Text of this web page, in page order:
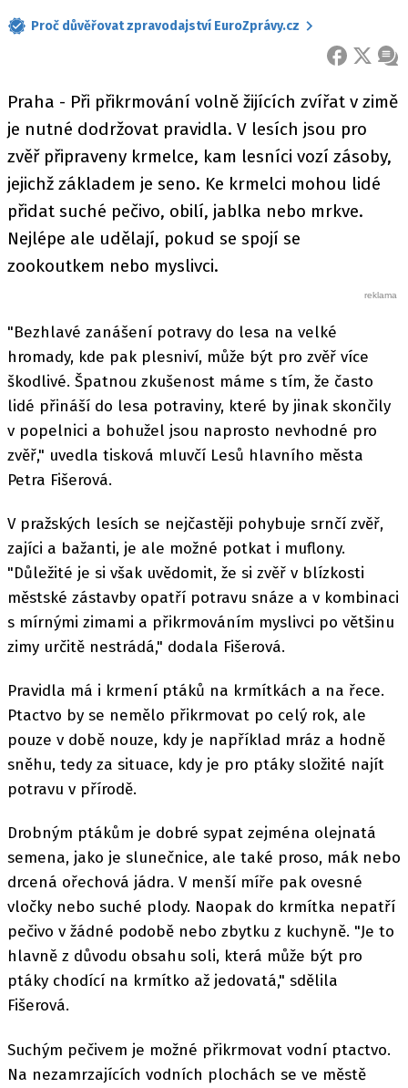
Proč důvěřovat zpravodajství EuroZprávy.cz
FACEBOOK
X
Praha - Při přikrmování volně žijících zvířat v zimě
je nutné dodržovat pravidla. V lesích jsou pro
zvěř připraveny krmelce, kam lesníci vozí zásoby,
jejichž základem je seno. Ke krmelci mohou lidé
přidat suché pečivo, obilí, jablka nebo mrkve.
Nejlépe ale udělají, pokud se spojí se
zookoutkem nebo myslivci.
"Bezhlavé zanášení potravy do lesa na velké
hromady, kde pak plesniví, může být pro zvěř více
škodlivé. Špatnou zkušenost máme s tím, že často
lidé přináší do lesa potraviny, které by jinak skončily
v popelnici a bohužel jsou naprosto nevhodné pro
zvěř," uvedla tisková mluvčí Lesů hlavního města
Petra Fišerová.
V pražských lesích se nejčastěji pohybuje srnčí zvěř,
zajíci a bažanti, je ale možné potkat i muflony.
"Důležité je si však uvědomit, že si zvěř v blízkosti
městské zástavby opatří potravu snáze a v kombinaci
s mírnými zimami a přikrmováním myslivci po většinu
zimy určitě nestrádá," dodala Fišerová.
Pravidla má i krmení ptáků na krmítkách a na řece.
Ptactvo by se nemělo přikrmovat po celý rok, ale
pouze v době nouze, kdy je například mráz a hodně
sněhu, tedy za situace, kdy je pro ptáky složité najít
potravu v přírodě.
Drobným ptákům je dobré sypat zejména olejnatá
semena, jako je slunečnice, ale také proso, mák nebo
drcená ořechová jádra. V menší míře pak ovesné
vločky nebo suché plody. Naopak do krmítka nepatří
pečivo v žádné podobě nebo zbytku z kuchyně. "Je to
hlavně z důvodu obsahu soli, která může být pro
ptáky chodící na krmítko až jedovatá," sdělila
Fišerová.
Suchým pečivem je možné přikrmovat vodní ptactvo.
Na nezamrzajících vodních plochách se ve městě